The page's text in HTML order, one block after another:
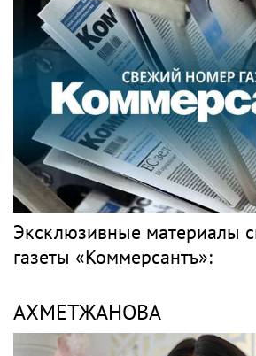
Эксклюзивные материалы
газеты «Коммерсантъ»:
АХМЕТЖАНОВА